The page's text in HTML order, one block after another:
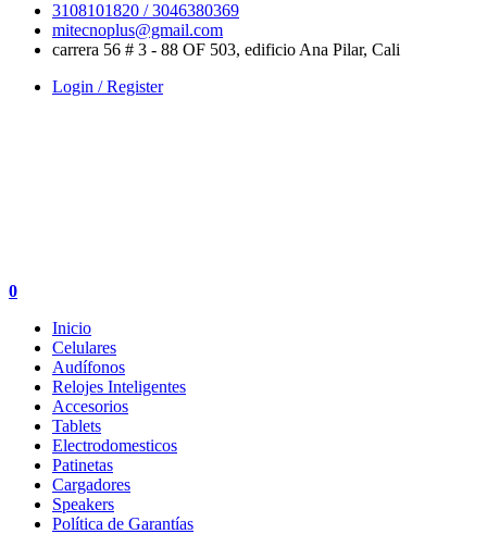
3108101820 / 3046380369
mitecnoplus@gmail.com
carrera 56 # 3 - 88 OF 503, edificio Ana Pilar, Cali
Login / Register
0
Inicio
Celulares
Audífonos
Relojes Inteligentes
Accesorios
Tablets
Electrodomesticos
Patinetas
Cargadores
Speakers
Política de Garantías